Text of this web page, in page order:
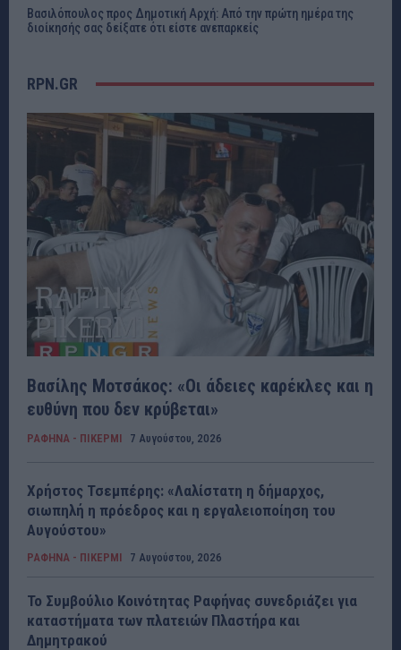
Βασιλόπουλος προς Δημοτική Αρχή: Από την πρώτη ημέρα της
διοίκησής σας δείξατε ότι είστε ανεπαρκείς
RPN.GR
Βασίλης Μοτσάκος: «Οι άδειες καρέκλες και η
ευθύνη που δεν κρύβεται»
ΡΑΦΗΝΑ - ΠΙΚΕΡΜΙ 7 Αυγούστου, 2026
Χρήστος Τσεμπέρης: «Λαλίστατη η δήμαρχος,
σιωπηλή η πρόεδρος και η εργαλειοποίηση του
Αυγούστου»
ΡΑΦΗΝΑ - ΠΙΚΕΡΜΙ 7 Αυγούστου, 2026
Το Συμβούλιο Κοινότητας Ραφήνας συνεδριάζει για
καταστήματα των πλατειών Πλαστήρα και
Δημητρακού